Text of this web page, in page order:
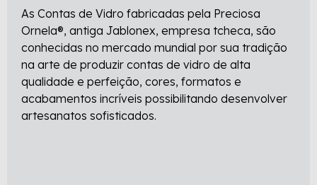
As Contas de Vidro fabricadas pela Preciosa
Ornela®, antiga Jablonex, empresa tcheca, são
conhecidas no mercado mundial por sua tradição
na arte de produzir contas de vidro de alta
qualidade e perfeição, cores, formatos e
acabamentos incríveis possibilitando desenvolver
artesanatos sofisticados.